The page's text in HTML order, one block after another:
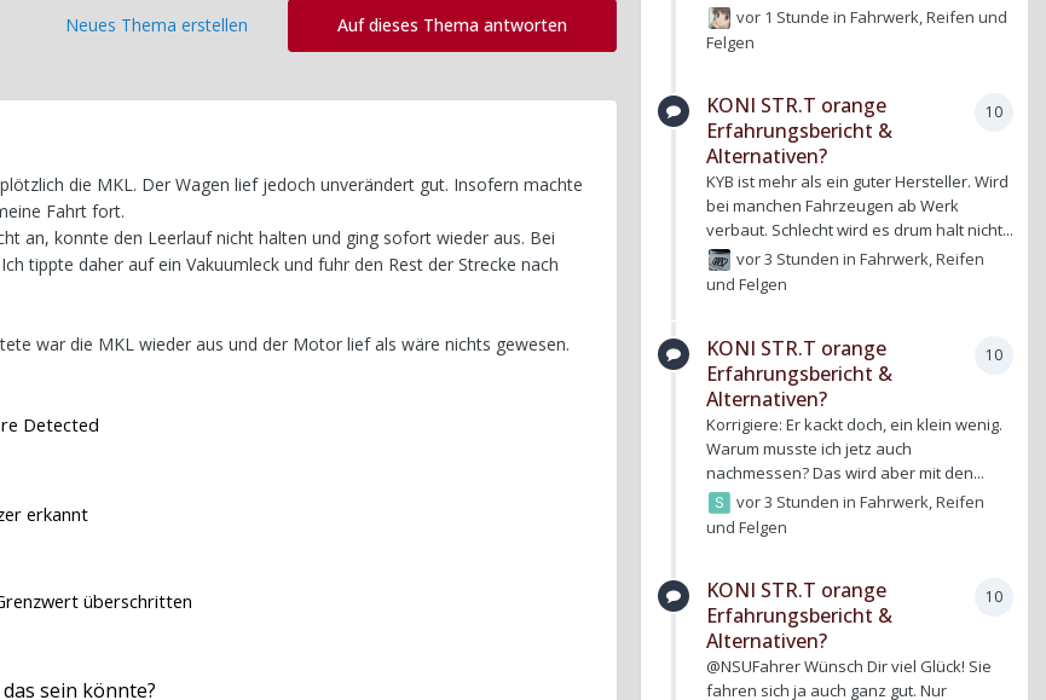
Auf dieses Thema antworten
Neues Thema erstellen
die MKL. Der Wagen lief jedoch unverändert gut. Insofern machte
Fahrt fort.
an, konnte den Leerlauf nicht halten und ging sofort wieder aus. Bei
tippte daher auf ein Vakuumleck und fuhr den Rest der Strecke nach
war die MKL wieder aus und der Motor lief als wäre nichts gewesen.
Detected
erkannt
überschritten
sein könnte?
vor 1 Stunde inFahrwerk, Reifen und
Felgen
10
KONI STR.T orange
Erfahrungsbericht &
Alternativen?
KYB ist mehr als ein guter Hersteller. Wird
bei manchen Fahrzeugen ab Werk
verbaut. Schlecht wird es drum halt nicht...
vor 3 Stunden inFahrwerk, Reifen
und Felgen
10
KONI STR.T orange
Erfahrungsbericht &
Alternativen?
Korrigiere: Er kackt doch, ein klein wenig.
Warum musste ich jetz auch
nachmessen? Das wird aber mit den...
vor 3 Stunden inFahrwerk, Reifen
und Felgen
10
KONI STR.T orange
Erfahrungsbericht &
Alternativen?
@NSUFahrer Wünsch Dir viel Glück! Sie
fahren sich ja auch ganz gut. Nur